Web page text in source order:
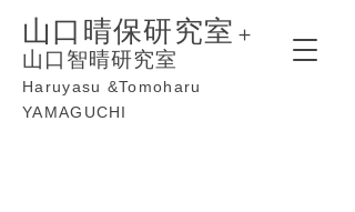
山口晴保研究室 ＋
山口智晴研究室
​Haruyasu &Tomoharu
YAMAGUCHI